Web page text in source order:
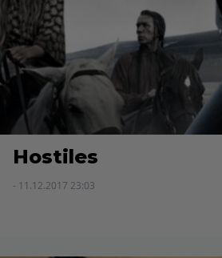
Hostiles
- 11.12.2017 23:03